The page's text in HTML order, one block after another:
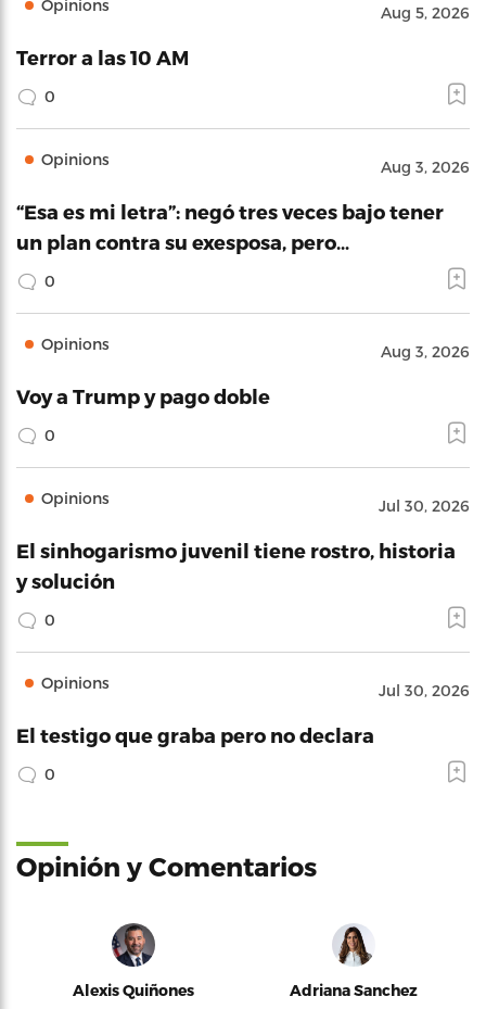
Opinions Aug 5, 2026
Terror a las 10 AM
0
Opinions Aug 3, 2026
“Esa es mi letra”: negó tres veces bajo tener
un plan contra su exesposa, pero…
0
Opinions Aug 3, 2026
Voy a Trump y pago doble
0
Opinions Jul 30, 2026
El sinhogarismo juvenil tiene rostro, historia
y solución
0
Opinions Jul 30, 2026
El testigo que graba pero no declara
0
Opinión y Comentarios
Alexis Quiñones Adriana Sanchez